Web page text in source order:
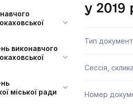
виконавчого
міської ради
у 2019
Тип
Сессія,
Номер